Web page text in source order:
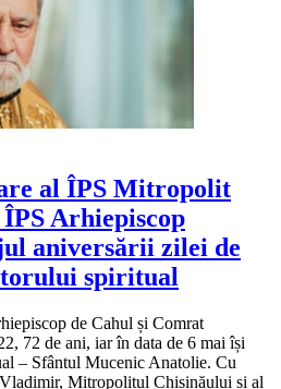
al ÎPS Mitropolit
Arhiepiscop
aniversării zilei de
spiritual
de Cahul și Comrat
72 de ani, iar în data de 6 mai își
– Sfântul Mucenic Anatolie. Cu
Mitropolitul Chișinăului și al